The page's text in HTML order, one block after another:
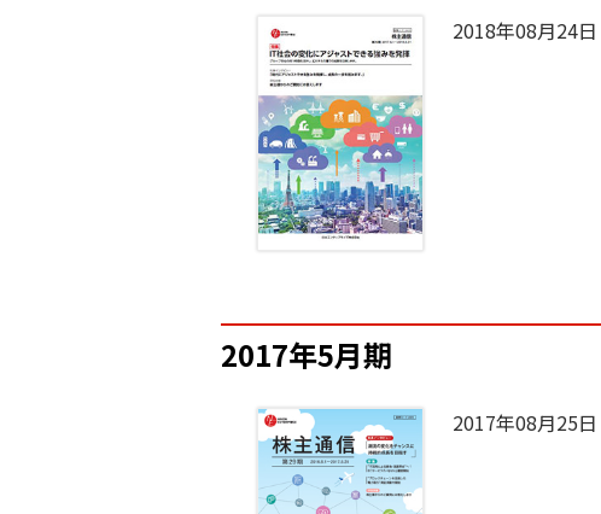
2018年08月24日
2017年5月期
2017年08月25日